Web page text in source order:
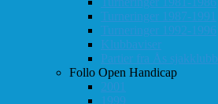
Turneringer 1987-1991
Turneringer 1992-1996
Klubbaviser
Partier fra Ås sjakklubb
Follo Open Handicap
2001
1999